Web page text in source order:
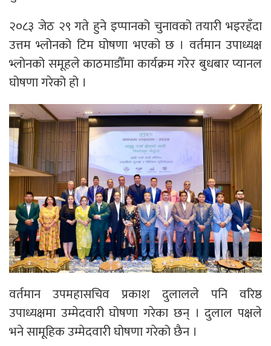
२०८३ जेठ २९ गते हुने इप्पानको चुनावको तयारी भइरहँदा
उत्तम भ्लोनको टिम घोषणा भएको छ । वर्तमान उपाध्यक्ष
भ्लोनको समूहले काठमाडौँमा कार्यक्रम गरेर बुधबार प्यानल
घोषणा गरेको हो ।
वर्तमान उपमहासचिव प्रकाश दुलालले पनि वरिष्ठ
उपाध्यक्षमा उम्मेदवारी घोषणा गरेका छन् । दुलाल पक्षले
भने सामूहिक उम्मेदवारी घोषणा गरेको छैन ।